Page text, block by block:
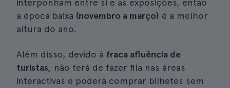
interponham entre si e as exposições, então
a época baixa (novembro a março) é a melhor
altura do ano.
Além disso, devido à fraca afluência de
turistas, não terá de fazer fila nas áreas
interactivas e poderá comprar bilhetes sem